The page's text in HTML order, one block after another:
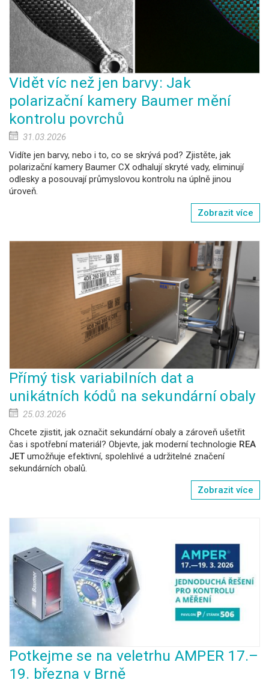
Vidět víc než jen barvy: Jak
polarizační kamery Baumer mění
kontrolu povrchů
31.03.2026
Vidíte jen barvy, nebo i to, co se skrývá pod? Zjistěte, jak
polarizační kamery Baumer CX odhalují skryté vady, eliminují
odlesky a posouvají průmyslovou kontrolu na úplně jinou
úroveň.
Zobrazit více
Přímý tisk variabilních dat a
unikátních kódů na sekundární obaly
25.03.2026
Chcete zjistit, jak označit sekundární obaly a zároveň ušetřit
čas i spotřební materiál? Objevte, jak moderní technologie REA
JET umožňuje efektivní, spolehlivé a udržitelné značení
sekundárních obalů.
Zobrazit více
Potkejme se na veletrhu AMPER 17.–
19. března v Brně